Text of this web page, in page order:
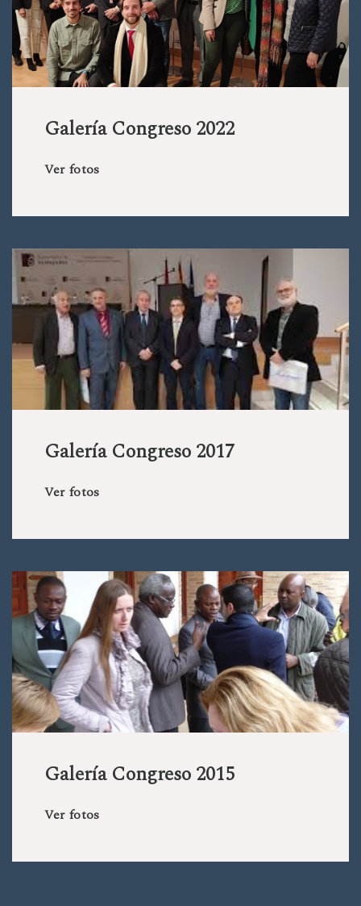
Galería Congreso 2022
Ver fotos
Galería Congreso 2017
Ver fotos
Galería Congreso 2015
Ver fotos